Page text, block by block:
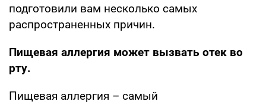
подготовили вам несколько самых
распространенных причин.
Пищевая аллергия может вызвать отек во
рту.
Пищевая аллергия – самый